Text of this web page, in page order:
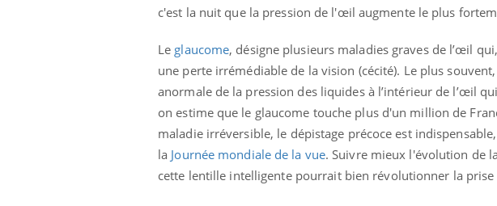
c'est la nuit que la pression de l'œil augmente le plus
Le glaucome, désigne plusieurs maladies graves de l’œil
une perte irrémédiable de la vision (cécité). Le plus
anormale de la pression des liquides à l’intérieur de l’œil
on estime que le glaucome touche plus d'un million de
maladie irréversible, le dépistage précoce est
la Journée mondiale de la vue. Suivre mieux l'évolution de
cette lentille intelligente pourrait bien révolutionner la prise